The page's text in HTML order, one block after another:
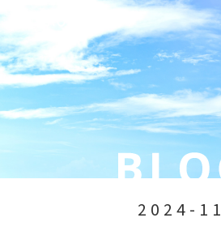
2024-11